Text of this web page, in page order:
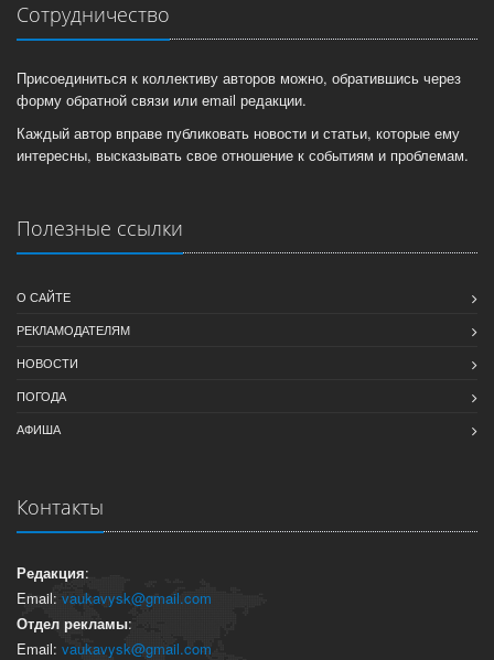
Сотрудничество
Присоединиться к коллективу авторов можно, обратившись через
форму обратной связи или email редакции.
Каждый автор вправе публиковать новости и статьи, которые ему
интересны, высказывать свое отношение к событиям и проблемам.
Полезные ссылки
О САЙТЕ
РЕКЛАМОДАТЕЛЯМ
НОВОСТИ
ПОГОДА
АФИША
Контакты
Редакция:
Email: vaukavysk@gmail.com
Отдел рекламы:
Email: vaukavysk@gmail.com